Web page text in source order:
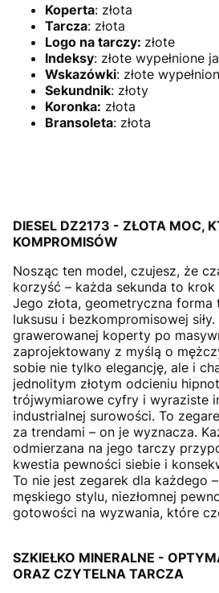
Koperta: złota
Tarcza: złota
Logo na tarczy: złote
Indeksy: złote wypełnione
Wskazówki: złote
Sekundnik: złoty
Koronka: złota
Bransoleta: złota
DIESEL DZ2173 - ZŁOTA MOC,
KOMPROMISÓW
Nosząc ten model, czujesz, że
korzyść – każda sekunda to krok
Jego złota, geometryczna forma
luksusu i bezkompromisowej
grawerowanej koperty po
zaprojektowany z myślą o
sobie nie tylko elegancję, ale i
jednolitym złotym odcieniu
trójwymiarowe cyfry i wyraziste
industrialnej surowości. To
za trendami – on je wyznacza.
odmierzana na jego tarczy
kwestia pewności siebie i
To nie jest zegarek dla każdego
męskiego stylu, niezłomnej
gotowości na wyzwania, które
SZKIEŁKO MINERALNE -
ORAZ CZYTELNA TARCZA